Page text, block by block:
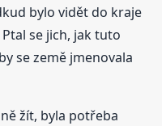
bylo vidět do kraje
se jich, jak tuto
se země jmenovala
žít, byla potřeba